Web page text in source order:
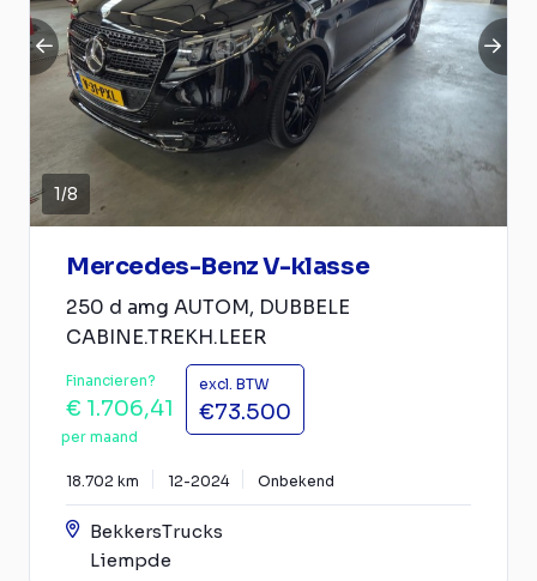
1/8
Mercedes-Benz V-klasse
250 d amg AUTOM, DUBBELE
CABINE.TREKH.LEER
Financieren?
€ 1.706,41
per maand
excl. BTW
€73.500
18.702 km 12-2024 Onbekend
BekkersTrucks
Liempde